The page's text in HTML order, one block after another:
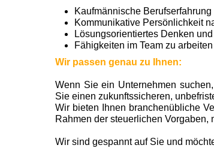
Kaufmännische
Kommunikative Persönlichkeit
Lösungsorientiertes Denken
Fähigkeiten im Team zu
Wir passen genau zu Ihnen:
Wenn Sie ein Unternehmen
Sie einen zukunftssicheren,
Wir bieten Ihnen branchenübliche
Rahmen der steuerlichen
Wir sind gespannt auf Sie und